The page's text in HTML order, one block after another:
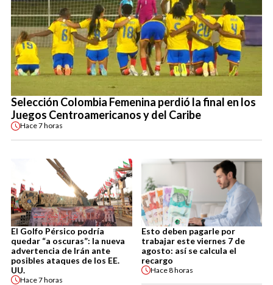
Selección Colombia Femenina perdió la final en los
Juegos Centroamericanos y del Caribe
Hace7 horas
El Golfo Pérsico podría
quedar “a oscuras”: la nueva
advertencia de Irán ante
posibles ataques de los EE.
UU.
Hace7 horas
Esto deben pagarle por
trabajar este viernes 7 de
agosto: así se calcula el
recargo
Hace8 horas